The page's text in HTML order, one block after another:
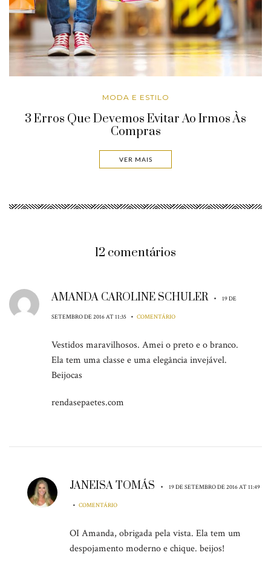
MODA E ESTILO
3 Erros Que Devemos Evitar Ao Irmos Às
Compras
VER MAIS
12 comentários
AMANDA CAROLINE SCHULER • 19 DE
SETEMBRO DE 2016 AT 11:35 • COMENTÁRIO
Vestidos maravilhosos. Amei o preto e o branco.
Ela tem uma classe e uma elegância invejável.
Beijocas
rendasepaetes.com
JANEISA TOMÁS • 19 DE SETEMBRO DE 2016 AT 11:49
• COMENTÁRIO
OI Amanda, obrigada pela vista. Ela tem um
despojamento moderno e chique. beijos!